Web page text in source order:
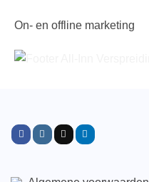
On- en offline marketing